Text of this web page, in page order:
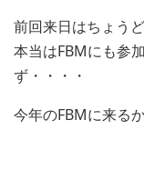
前回来日はちょう
本当はFBMにも参
ず・・・・
今年のFBMに来る